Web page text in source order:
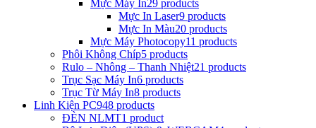
Mực Máy In29 products
Mực In Laser9 products
Mực In Màu20 products
Mực Máy Photocopy11 products
Phôi Không Chíp5 products
Rulo – Nhông – Thanh Nhiệt21 products
Trục Sạc Máy In6 products
Trục Từ Máy In8 products
Linh Kiện PC948 products
ĐÈN NLMT1 product